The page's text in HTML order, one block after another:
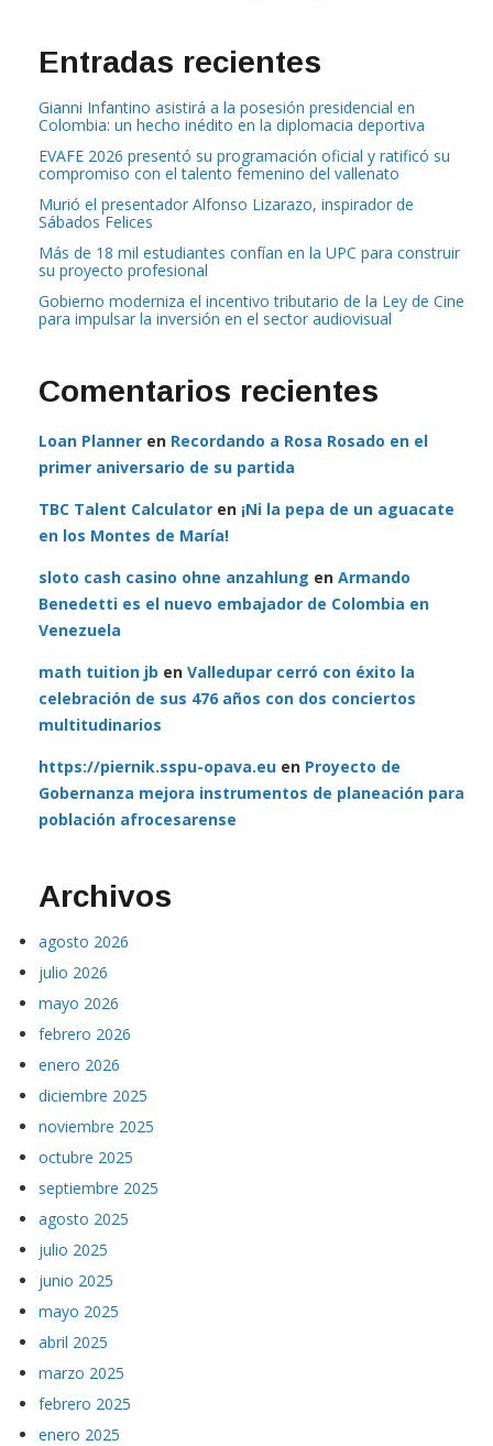
Entradas recientes
Gianni Infantino asistirá a la posesión presidencial en
Colombia: un hecho inédito en la diplomacia deportiva
EVAFE 2026 presentó su programación oficial y ratificó su
compromiso con el talento femenino del vallenato
Murió el presentador Alfonso Lizarazo, inspirador de
Sábados Felices
Más de 18 mil estudiantes confían en la UPC para construir
su proyecto profesional
Gobierno moderniza el incentivo tributario de la Ley de Cine
para impulsar la inversión en el sector audiovisual
Comentarios recientes
Loan Planner en Recordando a Rosa Rosado en el
primer aniversario de su partida
TBC Talent Calculator en ¡Ni la pepa de un aguacate
en los Montes de María!
sloto cash casino ohne anzahlung en Armando
Benedetti es el nuevo embajador de Colombia en
Venezuela
math tuition jb en Valledupar cerró con éxito la
celebración de sus 476 años con dos conciertos
multitudinarios
https://piernik.sspu-opava.eu en Proyecto de
Gobernanza mejora instrumentos de planeación para
población afrocesarense
Archivos
agosto 2026
julio 2026
mayo 2026
febrero 2026
enero 2026
diciembre 2025
noviembre 2025
octubre 2025
septiembre 2025
agosto 2025
julio 2025
junio 2025
mayo 2025
abril 2025
marzo 2025
febrero 2025
enero 2025